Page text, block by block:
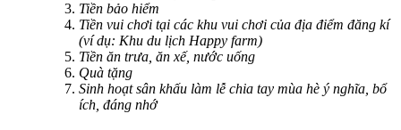
Tiền bảo hiểm
Tiền vui chơi tại các khu vui chơi của địa điểm đăng kí
(ví dụ: Khu du lịch Happy farm)
Tiền ăn trưa, ăn xế, nước uống
Quà tặng
Sinh hoạt sân khấu làm lễ chia tay mùa hè ý nghĩa, bổ
ích, đáng nhớ